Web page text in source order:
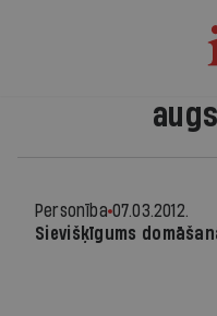
Personība 07.03.2012.
Sievišķīgums